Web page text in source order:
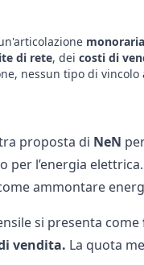
monoraria
di rete, dei costi di
nessun tipo di
proposta di NeN
l’energia
ammontare
si presenta come
vendita. La quota